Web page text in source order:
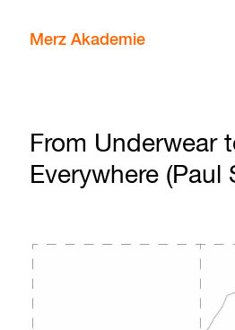
Merz Akademie
From Underwear
Everywhere (Paul